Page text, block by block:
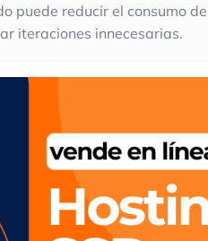
puede reducir el consumo
iteraciones innecesarias.
3